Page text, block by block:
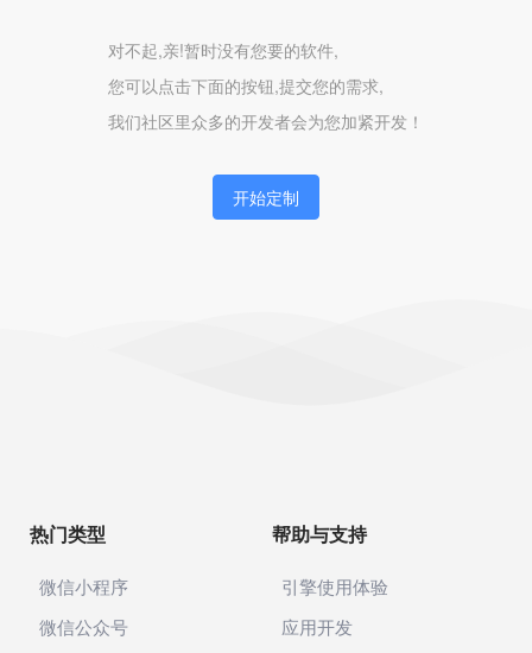
对不起,亲!暂时没有您要的软件,
您可以点击下面的按钮,提交您的需求,
我们社区里众多的开发者会为您加紧开发！
开始定制
热门类型
微信小程序
微信公众号
帮助与支持
引擎使用体验
应用开发